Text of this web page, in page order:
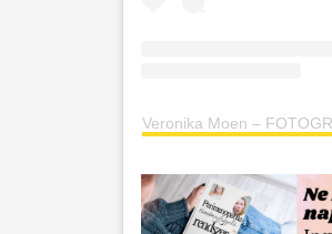
Veronika Moen –